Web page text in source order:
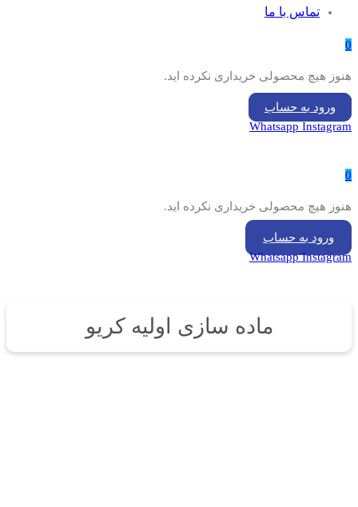
تماس با ما
0
هنوز هیچ محصولی خریداری نکرده اید.
ورود به حساب
Whatsapp Instagram
0
هنوز هیچ محصولی خریداری نکرده اید.
ورود به حساب
Whatsapp Instagram
ماده سازی اولیه کریو